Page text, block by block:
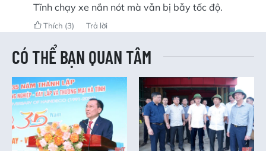
Tĩnh chạy xe nắn nót mà vẫn bị bẫy tốc độ.
Thích (3) Trả lời
CÓ THỂ BẠN QUAN TÂM